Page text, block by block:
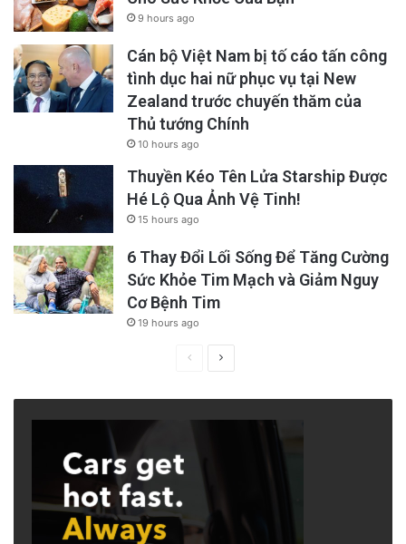
Mr. Thai was subjected to enforced
disappearance prior to the commencement of
his trial, thereby undermining the integrity of
the legal proceedings from the outset,” they
RELATED STORIES
5 Vietnamese Communist Party officials jailed
9 hours ago
Cán bộ Việt Nam bị tố cáo tấn công
tình dục hai nữ phục vụ tại New
Zealand trước chuyến thăm của
Thủ tướng Chính
10 hours ago
Thuyền Kéo Tên Lửa Starship Được
Hé Lộ Qua Ảnh Vệ Tinh!
15 hours ago
6 Thay Đổi Lối Sống Để Tăng Cường
Sức Khỏe Tim Mạch và Giảm Nguy
Cơ Bệnh Tim
19 hours ago
PreviousNext